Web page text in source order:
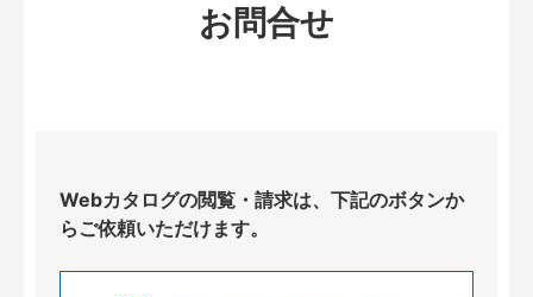
お問合せ
Webカタログの閲覧・請求は、下記のボタンか
らご依頼いただけます。